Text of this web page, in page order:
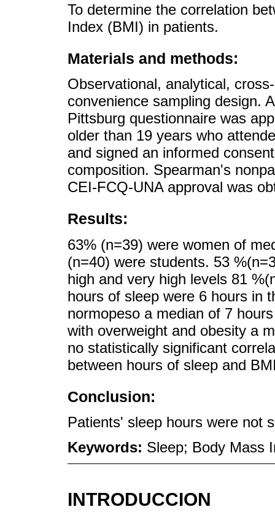
To determine the correlation
Index (BMI) in patients.
Materials and methods:
Observational, analytical,
convenience sampling design.
Pittsburg questionnaire was
older than 19 years who
and signed an informed
composition. Spearman's
CEI-FCQ-UNA approval was
Results:
63% (n=39) were women of
(n=40) were students. 53
high and very high levels 81
hours of sleep were 6 hours in
normopeso a median of 7
with overweight and obesity a
no statistically significant
between hours of sleep and
Conclusion:
Patients' sleep hours were not
Keywords: Sleep; Body Mass
INTRODUCCION